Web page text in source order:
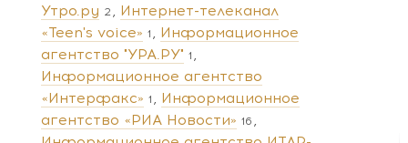
Утро.ру 2
Интернет-телеканал
«Teen's voice» 1
Информационное
агентство "УРА.РУ" 1
Информационное агентство
«Интерфакс» 1
Информационное
агентство «РИА Новости» 16